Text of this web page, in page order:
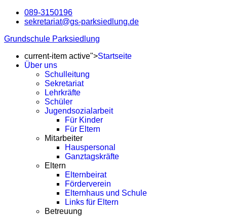
089-3150196
sekretariat@gs-parksiedlung.de
Grundschule Parksiedlung
current-item active">Startseite
Über uns
Schulleitung
Sekretariat
Lehrkräfte
Schüler
Jugendsozialarbeit
Für Kinder
Für Eltern
Mitarbeiter
Hauspersonal
Ganztagskräfte
Eltern
Elternbeirat
Förderverein
Elternhaus und Schule
Links für Eltern
Betreuung